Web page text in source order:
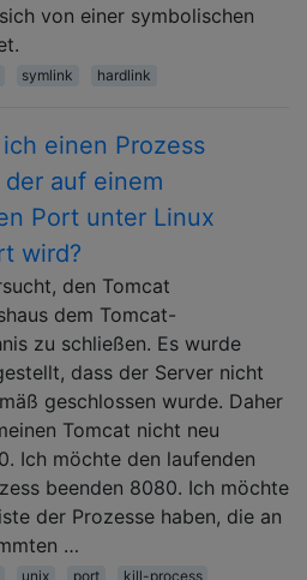
von einer symbolischen
symlink hardlink
einen Prozess
auf einem
Port unter Linux
wird?
den Tomcat
dem Tomcat-
zu schließen. Es wurde
dass der Server nicht
geschlossen wurde. Daher
Tomcat nicht neu
Ich möchte den laufenden
beenden 8080. Ich möchte
der Prozesse haben, die an
…
unix port kill-process